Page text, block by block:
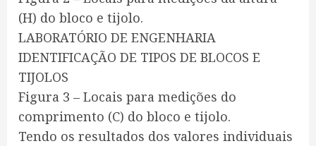
(H) do bloco e tijolo.
LABORATÓRIO DE ENGENHARIA
IDENTIFICAÇÃO DE TIPOS DE BLOCOS E
TIJOLOS
Figura 3 – Locais para medições do
comprimento (C) do bloco e tijolo.
Tendo os resultados dos valores individuais